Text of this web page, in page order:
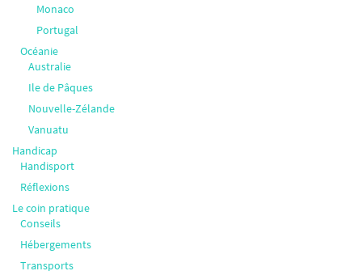
Monaco
Portugal
Océanie
Australie
Ile de Pâques
Nouvelle-Zélande
Vanuatu
Handicap
Handisport
Réflexions
Le coin pratique
Conseils
Hébergements
Transports